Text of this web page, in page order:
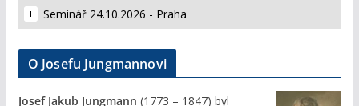
Seminář 24.10.2026 - Praha
O Josefu Jungmannovi
Josef Jakub Jungmann (1773 – 1847) byl